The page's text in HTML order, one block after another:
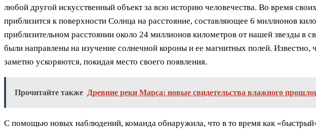
любой другой искусственный объект за всю историю человечества. Во время
приблизится к поверхности Солнца на расстояние, составляющее 6 миллионов
приблизительном расстоянии около 24 миллионов километров от нашей звезды в
были направлены на изучение солнечной короны и ее магнитных полей. Известно,
заметно ускоряются, покидая место своего появления.
Прочитайте также Древние реки Марса: новые свидетельства влажного
С помощью новых наблюдений, команда обнаружила, что в то время как